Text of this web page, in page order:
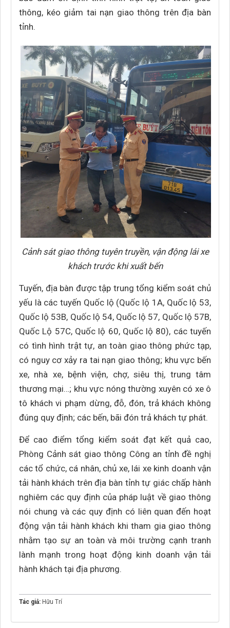
thông, kéo giảm tai nạn giao thông trên địa bàn
tỉnh.
Cảnh sát giao thông tuyên truyền, vận động lái xe
khách trước khi xuất bến
Tuyến, địa bàn được tập trung tổng kiểm soát chủ
yếu là các tuyến Quốc lộ (Quốc lộ 1A, Quốc lộ 53,
Quốc lộ 53B, Quốc lộ 54, Quốc lộ 57, Quốc lộ 57B,
Quốc Lộ 57C, Quốc lộ 60, Quốc lộ 80), các tuyến
có tình hình trật tự, an toàn giao thông phức tạp,
có nguy cơ xảy ra tai nạn giao thông; khu vực bến
xe, nhà xe, bệnh viện, chợ, siêu thị, trung tâm
thương mại…; khu vực nóng thường xuyên có xe ô
tô khách vi phạm dừng, đỗ, đón, trả khách không
đúng quy định; các bến, bãi đón trả khách tự phát.
Để cao điểm tổng kiểm soát đạt kết quả cao,
Phòng Cảnh sát giao thông Công an tỉnh đề nghị
các tổ chức, cá nhân, chủ xe, lái xe kinh doanh vận
tải hành khách trên địa bàn tỉnh tự giác chấp hành
nghiêm các quy định của pháp luật về giao thông
nói chung và các quy định có liên quan đến hoạt
động vận tải hành khách khi tham gia giao thông
nhằm tạo sự an toàn và môi trường cạnh tranh
lành mạnh trong hoạt động kinh doanh vận tải
hành khách tại địa phương.
Tác giả: Hữu Trí